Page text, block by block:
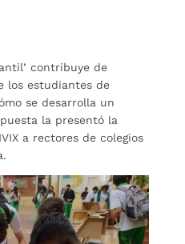
contribuye de
los estudiantes de
se desarrolla un
la presentó la
a rectores de colegios